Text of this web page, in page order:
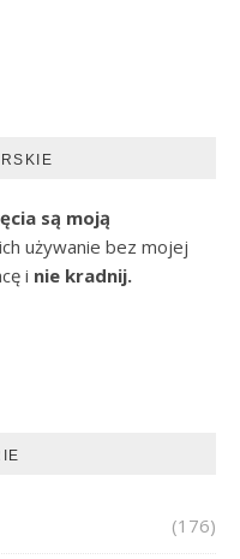
są moją
używanie bez mojej
i nie kradnij.
(176)